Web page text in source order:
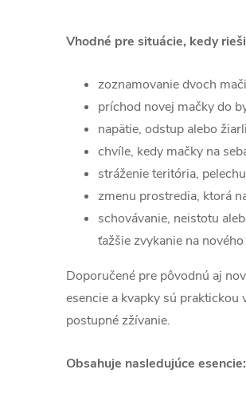
Vhodné pre situácie, kedy
zoznamovanie dvoch
príchod novej mačky do
napätie, odstup alebo
chvíle, kedy mačky na
stráženie teritória,
zmenu prostredia, ktorá
schovávanie, neistotu
ťažšie zvykanie na
Doporučené pre pôvodnú aj
esencie a kvapky sú
postupné zžívanie.
Obsahuje nasledujúce esencie: